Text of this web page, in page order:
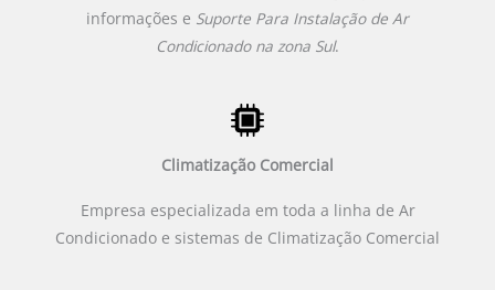
informações e Suporte Para Instalação de Ar
Condicionado na zona Sul.
Climatização Comercial
Empresa especializada em toda a linha de Ar
Condicionado e sistemas de Climatização Comercial